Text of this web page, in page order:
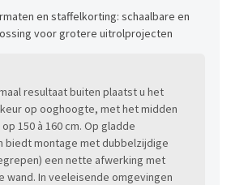
en staffelkorting: schaalbare en
voor grotere uitrolprojecten
resultaat buiten plaatst u het
op ooghoogte, met het midden
150 à 160 cm. Op gladde
biedt montage met dubbelzijdige
een nette afwerking met
wand. In veeleisende omgevingen